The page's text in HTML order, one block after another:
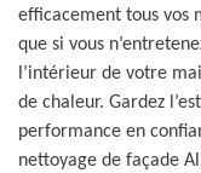
efficacement tous vos
que si vous
l’intérieur de votre
de chaleur. Gardez
performance en
nettoyage de façade